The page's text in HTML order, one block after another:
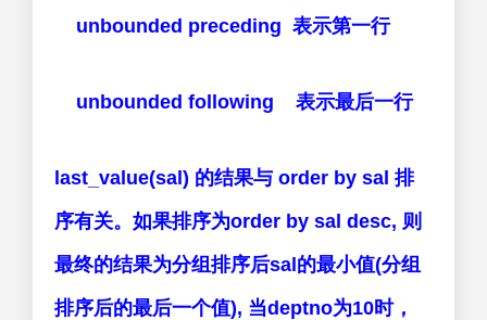
unbounded preceding 表示第一行
unbounded following 表示最后一行
last_value(sal) 的结果与 order by sal 排
序有关。如果排序为order by sal desc, 则
最终的结果为分组排序后sal的最小值(分组
排序后的最后一个值), 当deptno为10时，